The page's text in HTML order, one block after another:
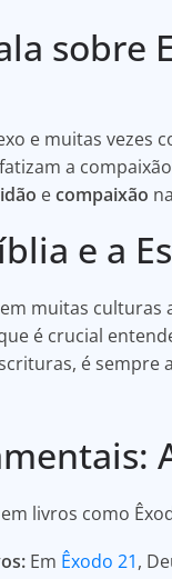
sobre
e muitas vezes
a
ecompaixão
e a
muitas culturas
é crucial
é sempre
livros como
Em Êxodo 21,